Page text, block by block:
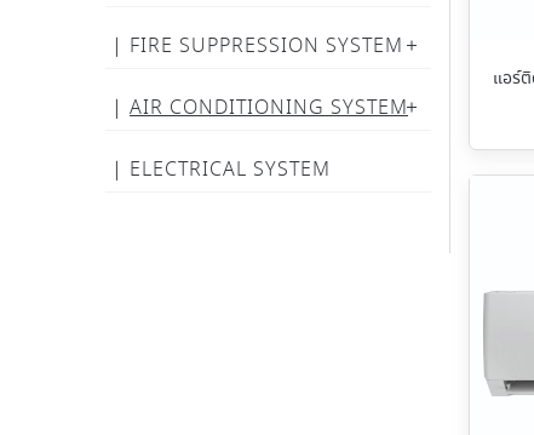
แอร์
FIRE SUPPRESSION SYSTEM
AIR CONDITIONING SYSTEM
ELECTRICAL SYSTEM